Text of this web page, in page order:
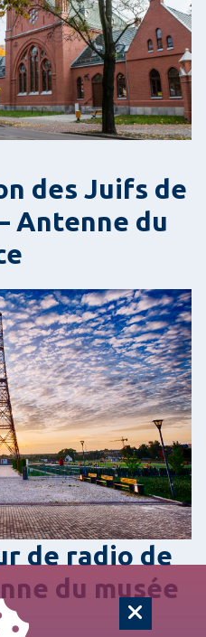
des Juifs de
Antenne du
de radio de
du musée